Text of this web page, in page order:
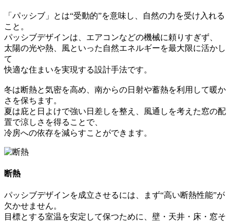
「パッシブ」とは“受動的”を意味し、自然の力を受け入れる
こと。
パッシブデザインは、エアコンなどの機械に頼りすぎず、
太陽の光や熱、風といった自然エネルギーを最大限に活かし
て
快適な住まいを実現する設計手法です。
冬は断熱と気密を高め、南からの日射や蓄熱を利用して暖か
さを保ちます。
夏は庇と日よけで強い日差しを整え、風通しを考えた窓の配
置で涼しさを得ることで、
冷房への依存を減らすことができます。
断熱
パッシブデザインを成立させるには、まず“高い断熱性能”が
欠かせません。
目標とする室温を安定して保つために、壁・天井・床・窓そ